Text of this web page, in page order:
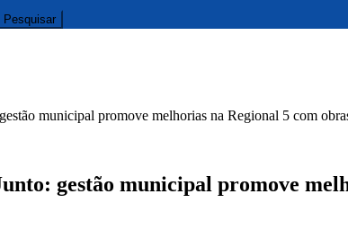
municipal promove melhorias na Regional 5 com
gestão municipal promove